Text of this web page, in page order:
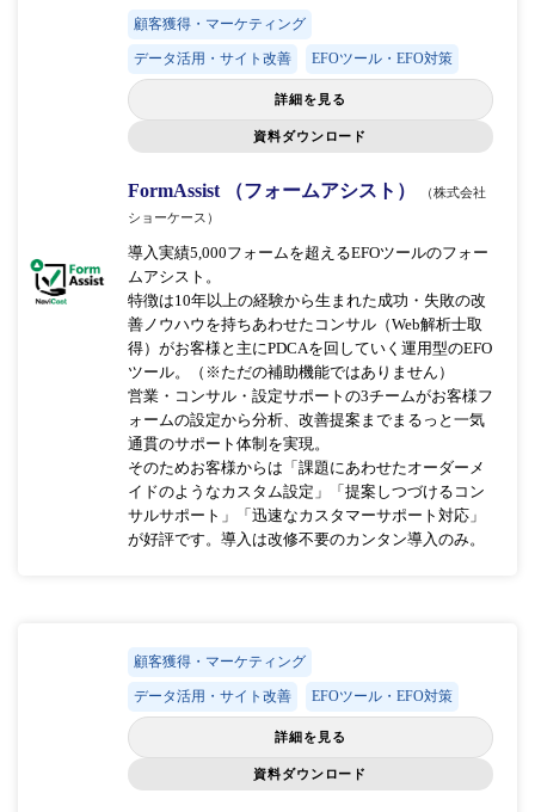
顧客獲得・マーケティング
データ活用・サイト改善 EFOツール・EFO対策
詳細を見る
資料ダウンロード
FormAssist （フォームアシスト）
（株式会社
ショーケース）
導入実績5,000フォームを超えるEFOツールのフォー
ムアシスト。
特徴は10年以上の経験から生まれた成功・失敗の改
善ノウハウを持ちあわせたコンサル（Web解析士取
得）がお客様と主にPDCAを回していく運用型のEFO
ツール。（※ただの補助機能ではありません）
営業・コンサル・設定サポートの3チームがお客様フ
ォームの設定から分析、改善提案までまるっと一気
通貫のサポート体制を実現。
そのためお客様からは「課題にあわせたオーダーメ
イドのようなカスタム設定」「提案しつづけるコン
サルサポート」「迅速なカスタマーサポート対応」
が好評です。導入は改修不要のカンタン導入のみ。
顧客獲得・マーケティング
データ活用・サイト改善 EFOツール・EFO対策
詳細を見る
資料ダウンロード